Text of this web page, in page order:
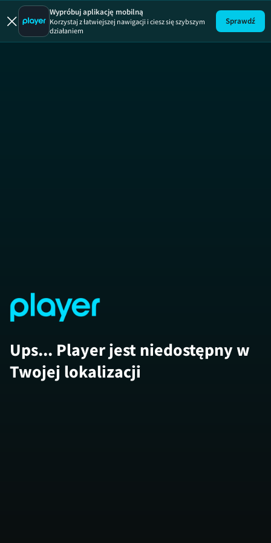
Pamięć
Wypróbuj aplikację mobilną
Korzystaj z łatwiejszej nawigacji i ciesz się szybszym
działaniem
Sprawdź
Ups... Player jest niedostępny w
Twojej lokalizacji